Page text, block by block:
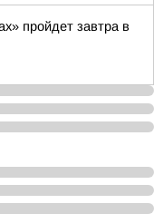
пройдет завтра в